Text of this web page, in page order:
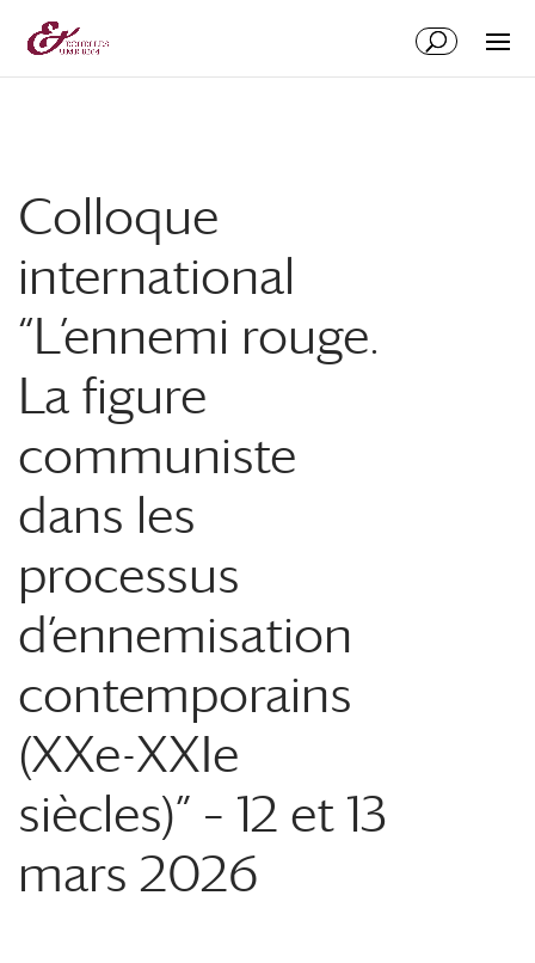
Colloque
international
“L’ennemi rouge.
La figure
communiste
dans les
processus
d’ennemisation
contemporains
(XXe-XXIe
siècles)” – 12 et 13
mars 2026